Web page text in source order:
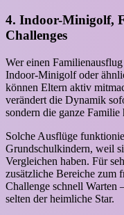
4. Indoor-Minigolf,
Challenges
Wer einen
Indoor-Minigolf oder
können Eltern aktiv
verändert die Dynamik
sondern die ganze Familie
Solche Ausflüge
Grundschulkindern, weil
Vergleichen haben. Für
zusätzliche Bereiche zum
Challenge schnell Warten
selten der heimliche Star.